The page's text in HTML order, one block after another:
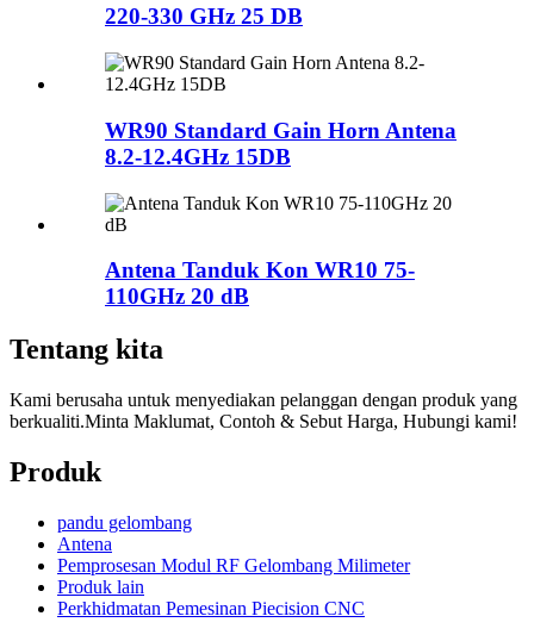
220-330 GHz 25 DB
WR90 Standard Gain Horn Antena
8.2-12.4GHz 15DB
Antena Tanduk Kon WR10 75-
110GHz 20 dB
Tentang kita
Kami berusaha untuk menyediakan pelanggan dengan produk yang
berkualiti.Minta Maklumat, Contoh & Sebut Harga, Hubungi kami!
Produk
pandu gelombang
Antena
Pemprosesan Modul RF Gelombang Milimeter
Produk lain
Perkhidmatan Pemesinan Piecision CNC